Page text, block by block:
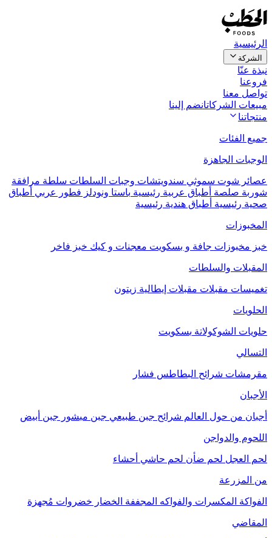
الرئيسية
الشركة
نبذة عنّا
فروعنا
تواصل معنا
مبيعات الشركاتانضم إلينا
منتجاتنا
جميع الفئات
الوجبات الجاهزة
عصائر شوت سموثي سندويتشات وجبات السلطات سلطة مرافقة
شوربة صلصة أطباق عربية رئيسية باستا ونودلز فطور عربي أطباق
صحية رئيسية أطباق هندية رئيسية
المخبوزات
خبز مخبوزات جافة و بسكويت معجنات و كيك خبز فاخر
المقبلات والسلطات
تغميسات مقبلات مقبلات إيطالية زيتون
الحلويات
حلويات الشوكولاتة بسكويت
التسالي
مقرمشات شرائح البطاطس فشار
الأجبان
أجبان من حول العالم شرائح جبن طبيعي جبن مبشور جبن أبيض
اللحوم والدواجن
لحم العجل لحم ضأن لحم حاشي أحشاء
من المزرعة
الفواكة المكسرات والفواكه المجففة الخضار خضروات مُجهزة
المقاضي